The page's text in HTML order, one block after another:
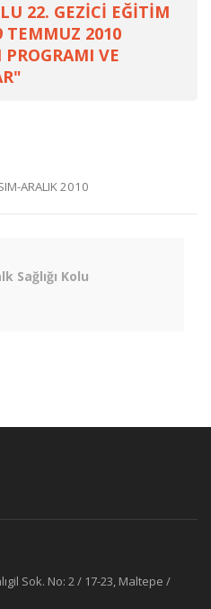
22. GEZİCİ EĞİTİM
TEMMUZ 2010
VE
ARALIK 2010
Sağlığı Kolu
Sok. No: 2 / 17-23, Maltepe /